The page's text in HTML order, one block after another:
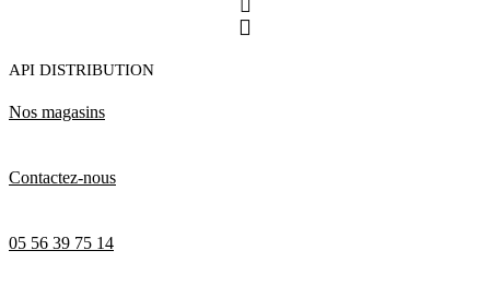
API DISTRIBUTION
Nos magasins
Contactez-nous
05 56 39 75 14